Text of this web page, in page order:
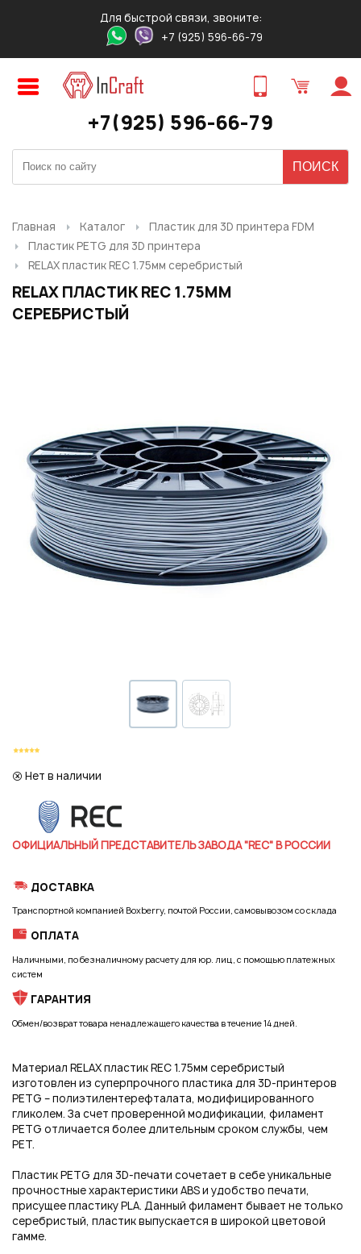
Для быстрой связи, звоните:
+7 (925) 596-66-79
+7(925) 596-66-79
Главная Каталог
Пластик для 3D принтера FDM
Пластик PETG для 3D принтера
RELAX пластик REC 1.75мм серебристый
RELAX ПЛАСТИК REC 1.75ММ
СЕРЕБРИСТЫЙ
Нет в наличии
ОФИЦИАЛЬНЫЙ ПРЕДСТАВИТЕЛЬ ЗАВОДА "REC" В РОССИИ
ДОСТАВКА
Транспортной компанией Boxberry, почтой России, самовывозом со склада
ОПЛАТА
Наличными, по безналичному расчету для юр. лиц, с помощью платежных
систем
ГАРАНТИЯ
Обмен/возврат товара ненадлежащего качества в течение 14 дней.
Материал RELAX пластик REC 1.75мм серебристый
изготовлен из суперпрочного пластика для 3D-принтеров
PETG – полиэтилентерефталата, модифицированного
гликолем. За счет проверенной модификации, филамент
PETG отличается более длительным сроком службы, чем
PET.
Пластик PETG для 3D-печати сочетает в себе уникальные
прочностные характеристики ABS и удобство печати,
присущее пластику PLA. Данный филамент бывает не только
серебристый, пластик выпускается в широкой цветовой
гамме.
Накопительные скидки
Розыгрыши подарков
ВОЙТИ ЧЕРЕЗ GOOGLE
Регистрация
Подписаться на новые возможности
Нажимая на кнопку "Отправить", вы даете согласие на обработку
персональных данных
ОБРАТНЫЙ ЗВОНОК
Контактный телефон*:
Ваш E-mail*:
ЗАКАЗ ТОВАРА В 1 КЛИК
Ваш E-mail*:
Ваш телефон*:
Отправить
Нажимая на кнопку "Отправить", вы даете согласие на обработку
персональных данных
Авторизация
Пароль:
Запомнить меня
ПРЕДВАРИТЕЛЬНЫЙ ЗАКАЗ
ТОВАРА
Ваше имя*:
Ваш E-mail*:
Нажимая на кнопку "Отправить", вы даете согласие на обработку
персональных данных